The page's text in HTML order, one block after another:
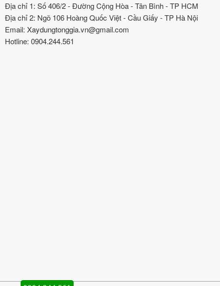
Địa chỉ 1: Số 406/2 - Đường Cộng Hòa - Tân Bình - TP HCM
Địa chỉ 2: Ngõ 106 Hoàng Quốc Việt - Cầu Giấy - TP Hà Nội
Email: Xaydungtonggia.vn@gmail.com
Hotline: 0904.244.561